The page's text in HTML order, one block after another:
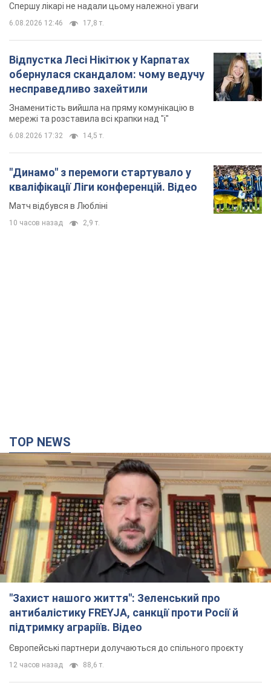
Спершу лікарі не надали цьому належної уваги
6.08.2026 12:46 17,8 т.
Відпустка Лесі Нікітюк у Карпатах
обернулася скандалом: чому ведучу
несправедливо захейтили
Знаменитість вийшла на пряму комунікацію в
мережі та розставила всі крапки над "і"
6.08.2026 17:32 14,5 т.
"Динамо" з перемоги стартувало у
кваліфікації Ліги конференцій. Відео
Матч відбувся в Любліні
10 часов назад 2,9 т.
TOP NEWS
"Захист нашого життя": Зеленський про
антибалістику FREYJA, санкції проти Росії й
підтримку аграріїв. Відео
Європейські партнери долучаються до спільного проєкту
12 часов назад 88,6 т.